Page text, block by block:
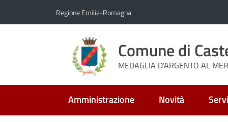
Regione Emilia-Romagna
Comune di
MEDAGLIA D'ARGENTO AL
Amministrazione Novità